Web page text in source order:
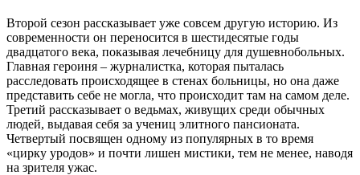
Второй сезон рассказывает уже совсем другую историю. Из
современности он переносится в шестидесятые годы
двадцатого века, показывая лечебницу для душевнобольных.
Главная героиня – журналистка, которая пыталась
расследовать происходящее в стенах больницы, но она даже
представить себе не могла, что происходит там на самом деле.
Третий рассказывает о ведьмах, живущих среди обычных
людей, выдавая себя за учениц элитного пансионата.
Четвертый посвящен одному из популярных в то время
«цирку уродов» и почти лишен мистики, тем не менее, наводя
на зрителя ужас.